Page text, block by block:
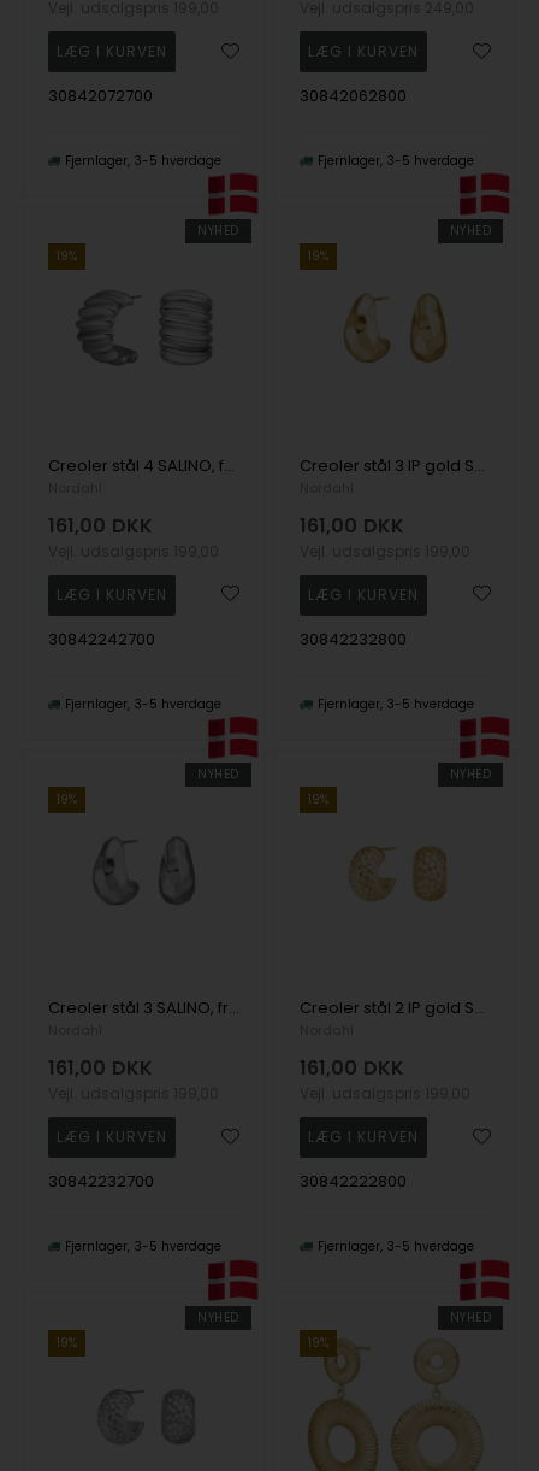
30842072700
Fjernlager 3-5 hverdage
30842062800
Fjernlager 3-5 hverdage
NYHED
19%
Creoler stål 4 SALINO, fra Nordahl
161,00 DKK
30842242700
Fjernlager 3-5 hverdage
NYHED
19%
Creoler stål 3 IP gold SALINO, fra Nordahl
161,00 DKK
30842232800
Fjernlager 3-5 hverdage
NYHED
19%
Creoler stål 3 SALINO, fra Nordahl
161,00 DKK
30842232700
Fjernlager 3-5 hverdage
NYHED
19%
Creoler stål 2 IP gold SALINO, fra Nordahl
161,00 DKK
30842222800
Fjernlager 3-5 hverdage
NYHED
19%
NYHED
19%